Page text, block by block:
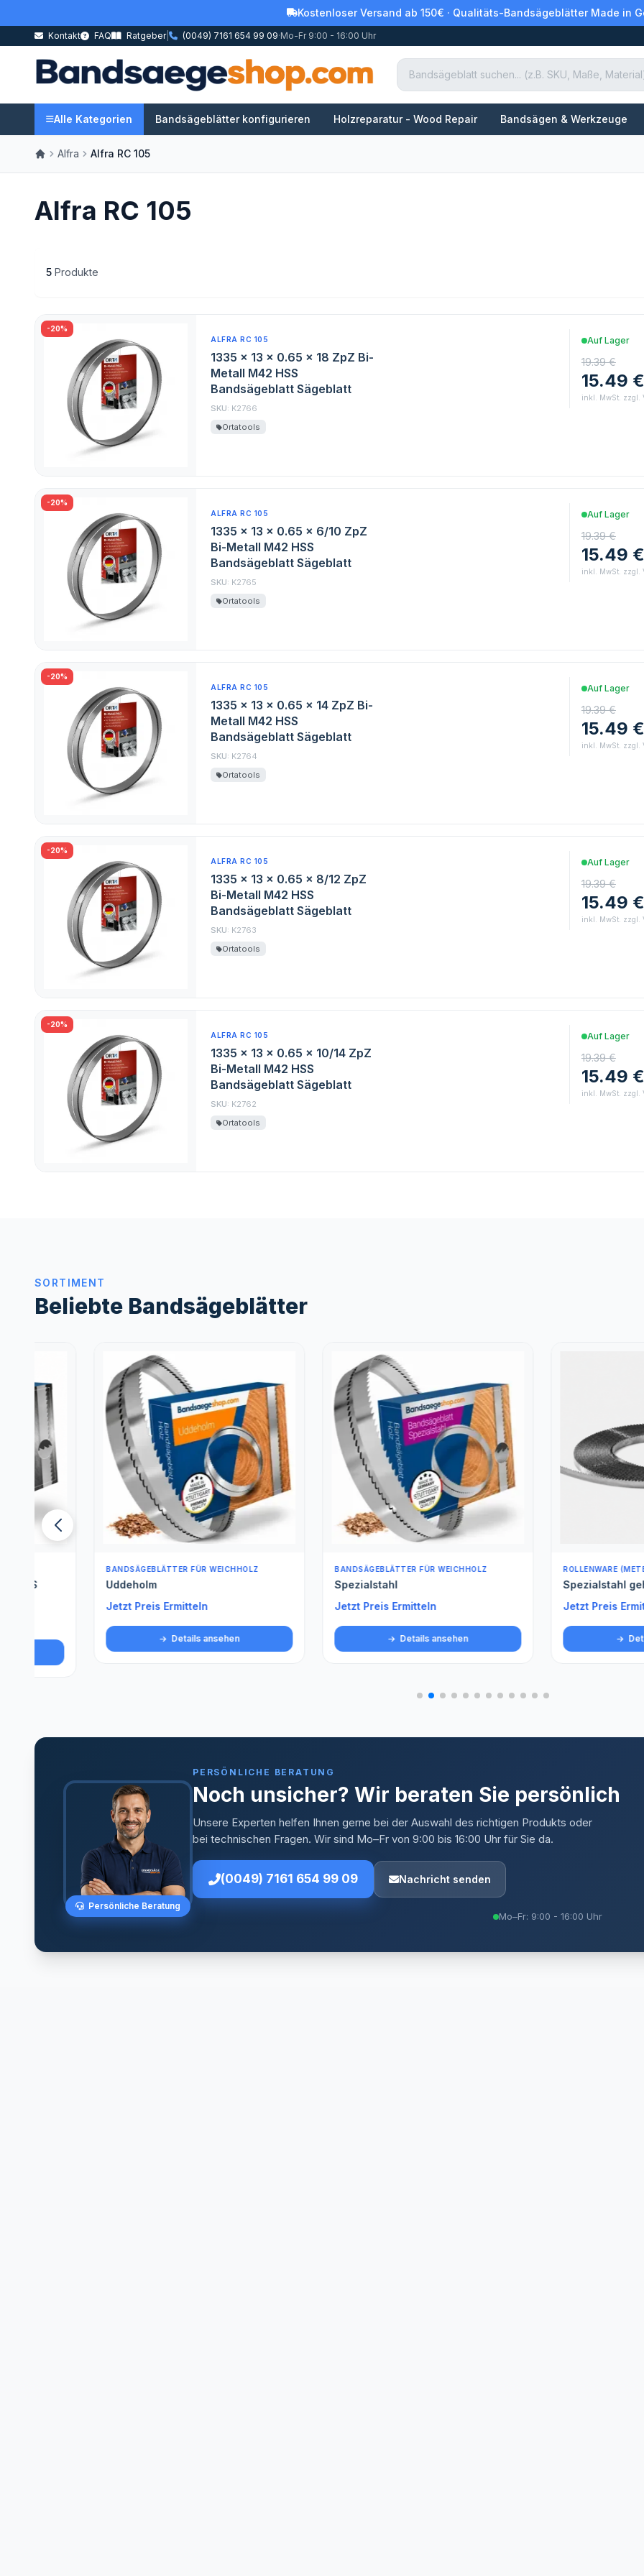
Kostenloser Versand ab 150€ · Qualitäts-Bandsägeblätter Made in
Kontakt FAQ Ratgeber| (0049) 7161 654 99 09·Mo-Fr 9:00 - 16:00 Uhr
Alle Kategorien Bandsägeblätter konfigurieren Holzreparatur - Wood Repair Bandsägen & Werkzeuge
Alfra Alfra RC 105
Alfra RC 105
5 Produkte
-20%
ALFRA RC 105
1335 x 13 x 0.65 x 18 ZpZ Bi-
Metall M42 HSS
Bandsägeblatt Sägeblatt
SKU: K2766
Ortatools
Auf Lager
19.39 €
15.49 €
inkl. MwSt. zzgl.
-20%
ALFRA RC 105
1335 x 13 x 0.65 x 6/10 ZpZ
Bi-Metall M42 HSS
Bandsägeblatt Sägeblatt
SKU: K2765
Ortatools
Auf Lager
19.39 €
15.49 €
inkl. MwSt. zzgl.
-20%
ALFRA RC 105
1335 x 13 x 0.65 x 14 ZpZ Bi-
Metall M42 HSS
Bandsägeblatt Sägeblatt
SKU: K2764
Ortatools
Auf Lager
19.39 €
15.49 €
inkl. MwSt. zzgl.
-20%
ALFRA RC 105
1335 x 13 x 0.65 x 8/12 ZpZ
Bi-Metall M42 HSS
Bandsägeblatt Sägeblatt
SKU: K2763
Ortatools
Auf Lager
19.39 €
15.49 €
inkl. MwSt. zzgl.
-20%
ALFRA RC 105
1335 x 13 x 0.65 x 10/14 ZpZ
Bi-Metall M42 HSS
Bandsägeblatt Sägeblatt
SKU: K2762
Ortatools
Auf Lager
19.39 €
15.49 €
inkl. MwSt. zzgl.
SORTIMENT
Beliebte Bandsägeblätter
BANDSÄGEBLÄTTER FÜR WEICHHOLZ
Jetzt Preis Ermitteln
Details ansehen
BANDSÄGEBLÄTTER FÜR WEICHHOLZ
Spezialstahl
Jetzt Preis Ermitteln
Details ansehen
ROLLENWARE (METERWARE)
Spezialstahl gehärtet
Jetzt Preis Ermitteln
Details ansehen
Persönliche Beratung
PERSÖNLICHE BERATUNG
Noch unsicher? Wir beraten Sie persönlich
Unsere Experten helfen Ihnen gerne bei der Auswahl des richtigen Produkts oder
bei technischen Fragen. Wir sind Mo–Fr von 9:00 bis 16:00 Uhr für Sie da.
(0049) 7161 654 99 09 Nachricht senden
Mo–Fr: 9:00 - 16:00 Uhr